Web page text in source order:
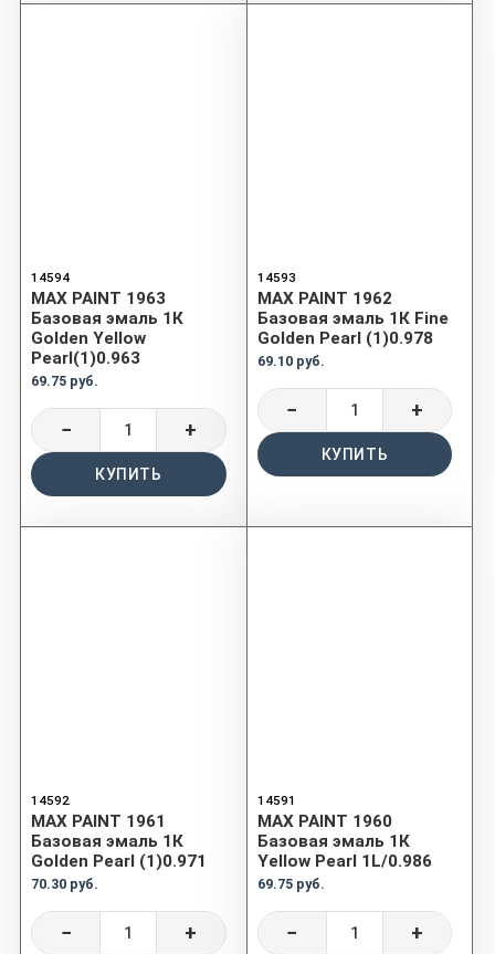
14594
MAX PAINT 1963
Базовая эмаль 1К
Golden Yellow
Pearl(1)0.963
69.75 руб.
− +
КУПИТЬ
14593
MAX PAINT 1962
Базовая эмаль 1К Fine
Golden Pearl (1)0.978
69.10 руб.
− +
КУПИТЬ
14592
MAX PAINT 1961
Базовая эмаль 1К
Golden Pearl (1)0.971
70.30 руб.
− +
14591
MAX PAINT 1960
Базовая эмаль 1К
Yellow Pearl 1L/0.986
69.75 руб.
− +